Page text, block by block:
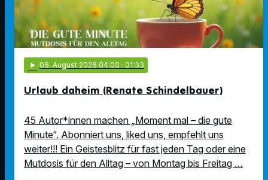
play_arrow 06. August 2026 04:00 · 01:33
Urlaub daheim (Renate Schindelbauer)
45 Autor*innen machen „Moment mal – die gute
Minute“. Abonniert uns, liked uns, empfehlt uns
weiter!!! Ein Geistesblitz für fast jeden Tag oder eine
Mutdosis für den Alltag – von Montag bis Freitag …